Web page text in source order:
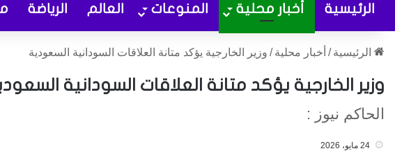
الرئيسية أخبار محلية المنوعات العالم الرياضة
الرئيسية / أخبار محلية / وزير الخارجية يؤكد متانة العلاقات السودانية السعودية
وزير الخارجية يؤكد متانة العلاقات السودانية
الحاكم نيوز :
24 مايو، 2026